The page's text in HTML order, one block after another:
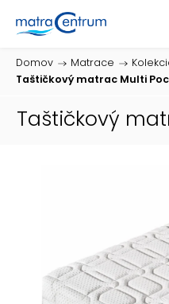
Domov / Matrace /
Taštičkový matrac Multi
Taštičkový